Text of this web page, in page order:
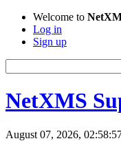
Welcome to
Log in
Sign up
NetXMS
August 07, 2026,